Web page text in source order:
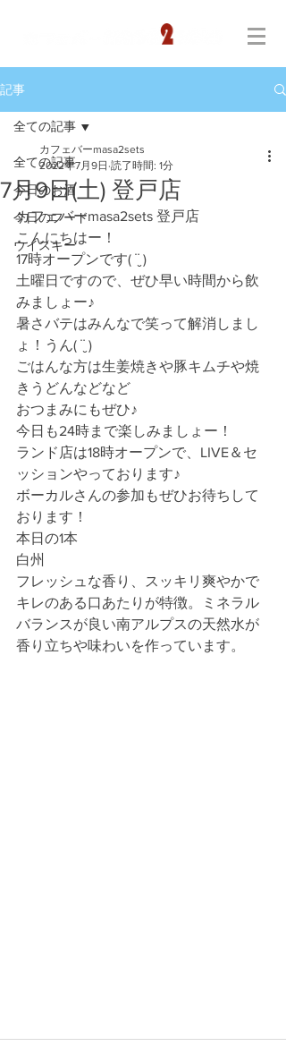
記事
全ての記事
今日のお酒
今日のフード
ウイスキー
全ての記事
7月9日(土) 登戸店
カフェバーmasa2sets
2022年7月9日 読了時間: 1分
カフェバーmasa2sets 登戸店
こんにちはー！
17時オープンです( ¨̮ )
土曜日ですので、ぜひ早い時間から飲
みましょー♪
暑さバテはみんなで笑って解消しまし
ょ！うん( ¨̮ )
ごはんな方は生姜焼きや豚キムチや焼
きうどんなどなど
おつまみにもぜひ♪
今日も24時まで楽しみましょー！
ランド店は18時オープンで、LIVE＆セ
ッションやっております♪
ボーカルさんの参加もぜひお待ちして
おります！
本日の1本
白州
フレッシュな香り、スッキリ爽やかで
キレのある口あたりが特徴。ミネラル
バランスが良い南アルプスの天然水が
香り立ちや味わいを作っています。